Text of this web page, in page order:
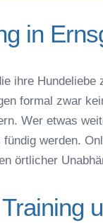
Absenden
in
ihre Hundeliebe
formal zwar
Wer etwas
werden.
örtlicher